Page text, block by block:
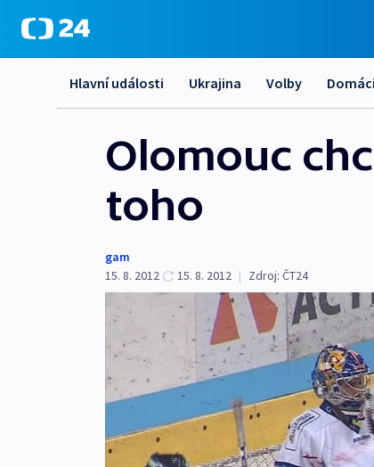
Hlavní události Ukrajina Volby
Olomouc
toho
gam
15. 8. 2012
15. 8. 2012 | Zdroj: ČT24